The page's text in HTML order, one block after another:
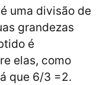
uma divisão de
grandezas
é
elas, como
que 6/3 =2.